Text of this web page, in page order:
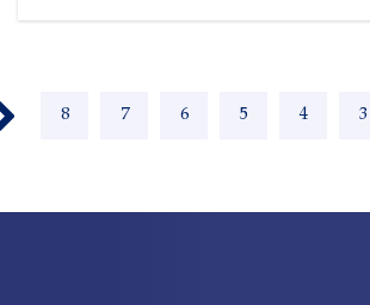
Page
Page
Page
Page
Page
Page